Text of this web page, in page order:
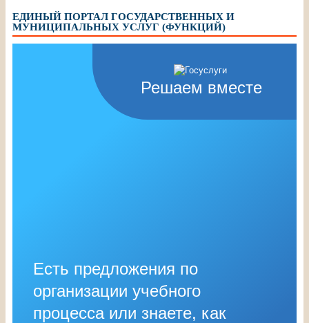
ЕДИНЫЙ ПОРТАЛ ГОСУДАРСТВЕННЫХ И
МУНИЦИПАЛЬНЫХ УСЛУГ (ФУНКЦИЙ)
Решаем вместе
Есть предложения по
организации учебного
процесса или знаете, как